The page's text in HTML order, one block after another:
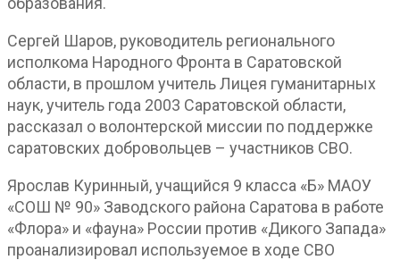
Сергей Шаров, руководитель регионального
исполкома Народного Фронта в Саратовской
области, в прошлом учитель Лицея гуманитарных
наук, учитель года 2003 Саратовской области,
рассказал о волонтерской миссии по поддержке
саратовских добровольцев – участников СВО.
Ярослав Куринный, учащийся 9 класса «Б» МАОУ
«СОШ № 90» Заводского района Саратова в работе
«Флора» и «фауна» России против «Дикого Запада»
проанализировал используемое в ходе СВО